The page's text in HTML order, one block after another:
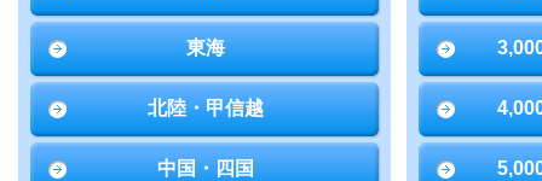
東海
北陸・甲信越
中国・四国